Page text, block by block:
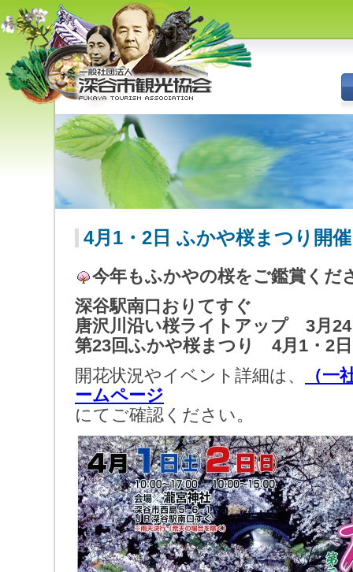
（旧深谷市・岡部町・花園町・
川本町）の観光情報
4月1・2日 ふかや桜まつり開催
今年もふかやの桜をご鑑賞くだ
深谷駅南口おりてすぐ
唐沢川沿い桜ライトアップ 3月24
第23回ふかや桜まつり 4月1・2日
開花状況やイベント詳細は、
（一
ームページ
にてご確認ください。